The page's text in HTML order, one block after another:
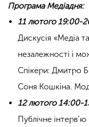
Програма Медіадня:
11 лютого 19:00-
Дискусія «Медіа
незалежності і
Спікери: Дмитро
Соня Кошкіна.
12 лютого 14:00-
Публічне